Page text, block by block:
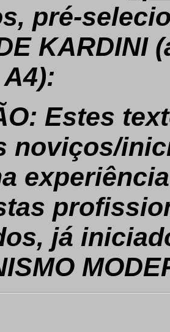
pré-
KARDINI
Estes
noviços/
já